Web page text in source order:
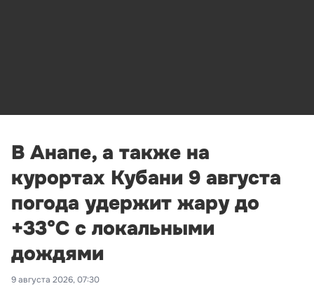
В Анапе, а также на
курортах Кубани 9 августа
погода удержит жару до
+33°С с локальными
дождями
9 августа 2026, 07:30